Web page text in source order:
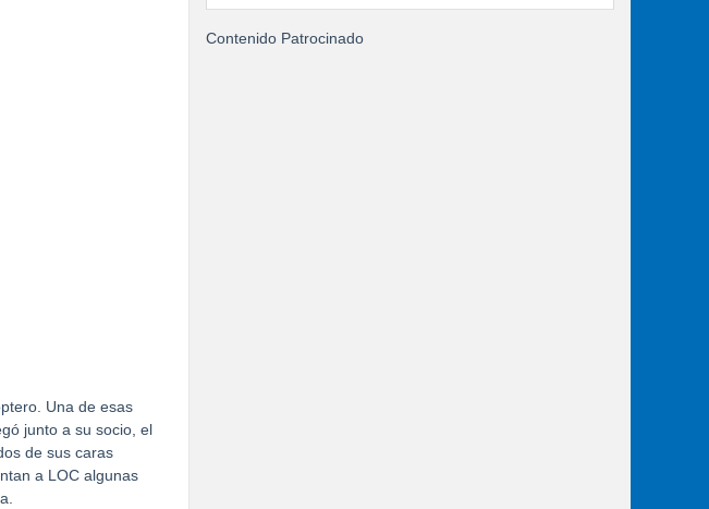
Una de esas
junto a su socio, el
de sus caras
a LOC algunas
Contenido Patrocinado